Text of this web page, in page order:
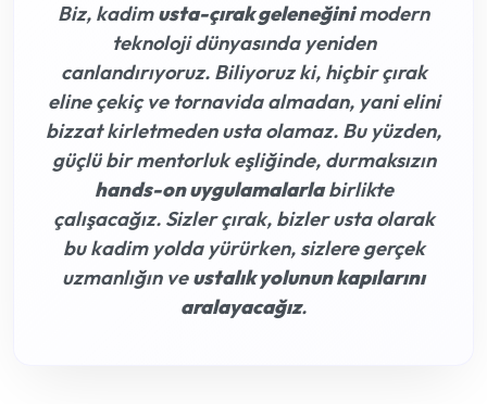
Biz, kadimusta-çırak geleneğinimodern
teknoloji dünyasında yeniden
canlandırıyoruz. Biliyoruz ki, hiçbir çırak
eline çekiç ve tornavida almadan, yani elini
bizzat kirletmeden usta olamaz. Bu yüzden,
güçlü bir mentorluk eşliğinde, durmaksızın
hands-on uygulamalarlabirlikte
çalışacağız. Sizler çırak, bizler usta olarak
bu kadim yolda yürürken, sizlere gerçek
uzmanlığın veustalık yolunun kapılarını
aralayacağız.